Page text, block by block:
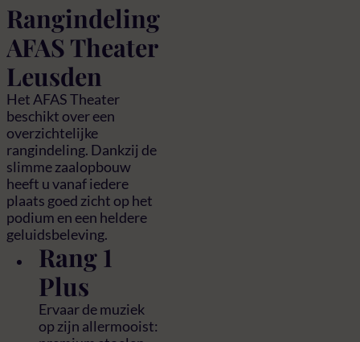
Rangindeling
AFAS Theater
Leusden
Het AFAS Theater
beschikt over een
overzichtelijke
rangindeling. Dankzij de
slimme zaalopbouw
heeft u vanaf iedere
plaats goed zicht op het
podium en een heldere
geluidsbeleving.
Rang 1
Plus
Ervaar de muziek
op zijn allermooist: